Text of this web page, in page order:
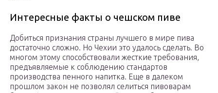
Интересные факты о чешском пиве
Добиться признания страны лучшего в мире пива
достаточно сложно. Но Чехии это удалось сделать. Во
многом этому способствовали жесткие требования,
предъявляемые к соблюдению стандартов
производства пенного напитка. Еще в далеком
прошлом закон не позволял селиться пивоварам